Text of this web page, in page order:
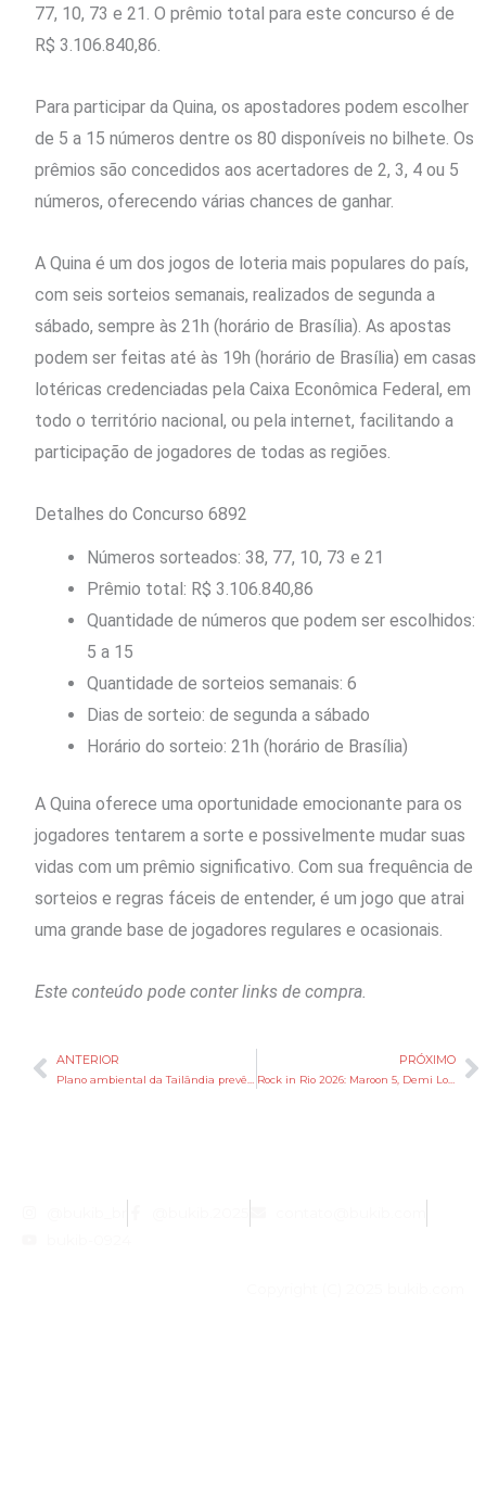
77, 10, 73 e 21. O prêmio total para este concurso é de
R$ 3.106.840,86.
Para participar da Quina, os apostadores podem escolher
de 5 a 15 números dentre os 80 disponíveis no bilhete. Os
prêmios são concedidos aos acertadores de 2, 3, 4 ou 5
números, oferecendo várias chances de ganhar.
A Quina é um dos jogos de loteria mais populares do país,
com seis sorteios semanais, realizados de segunda a
sábado, sempre às 21h (horário de Brasília). As apostas
podem ser feitas até às 19h (horário de Brasília) em casas
lotéricas credenciadas pela Caixa Econômica Federal, em
todo o território nacional, ou pela internet, facilitando a
participação de jogadores de todas as regiões.
Detalhes do Concurso 6892
Números sorteados: 38, 77, 10, 73 e 21
Prêmio total: R$ 3.106.840,86
Quantidade de números que podem ser escolhidos:
5 a 15
Quantidade de sorteios semanais: 6
Dias de sorteio: de segunda a sábado
Horário do sorteio: 21h (horário de Brasília)
A Quina oferece uma oportunidade emocionante para os
jogadores tentarem a sorte e possivelmente mudar suas
vidas com um prêmio significativo. Com sua frequência de
sorteios e regras fáceis de entender, é um jogo que atrai
uma grande base de jogadores regulares e ocasionais.
Este conteúdo pode conter links de compra.
Anterior
ANTERIOR PRÓXIMO
Rock in Rio 2026: Maroon 5, Demi Lovato e Jamiroquai são anunciados como atrações